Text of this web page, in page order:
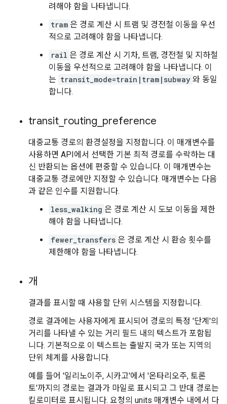
려해야 함을 나타냅니다.
tram 은 경로 계산 시 트램 및 경전철 이동을 우선
적으로 고려해야 함을 나타냅니다.
rail 은 경로 계산 시 기차, 트램, 경전철 및 지하철
이동을 우선적으로 고려해야 함을 나타냅니다. 이
는 transit_mode=train|tram|subway 와 동일
합니다.
transit routing preference
대중교통 경로의 환경설정을 지정합니다. 이 매개변수를
사용하면 API에서 선택한 기본 최적 경로를 수락하는 대
신 반환되는 옵션에 편중할 수 있습니다. 이 매개변수는
대중교통 경로에만 지정할 수 있습니다. 매개변수는 다음
과 같은 인수를 지원합니다.
less_walking 은 경로 계산 시 도보 이동을 제한
해야 함을 나타냅니다.
fewer_transfers 은 경로 계산 시 환승 횟수를
제한해야 함을 나타냅니다.
개
결과를 표시할 때 사용할 단위 시스템을 지정합니다.
경로 결과에는 사용자에게 표시되어 경로의 특정 '단계'의
거리를 나타낼 수 있는 거리 필드 내의 텍스트가 포함됩
니다. 기본적으로 이 텍스트는 출발지 국가 또는 지역의
단위 체계를 사용합니다.
예를 들어 '일리노이주, 시카고'에서 '온타리오주, 토론
토'까지의 경로는 결과가 마일로 표시되고 그 반대 경로는
킬로미터로 표시됩니다. 요청의 units 매개변수 내에서 다